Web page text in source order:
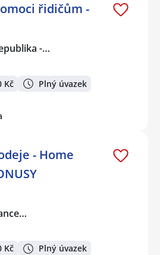
řidičům -
-…
Kč Plný úvazek
- Home
Kč Plný úvazek